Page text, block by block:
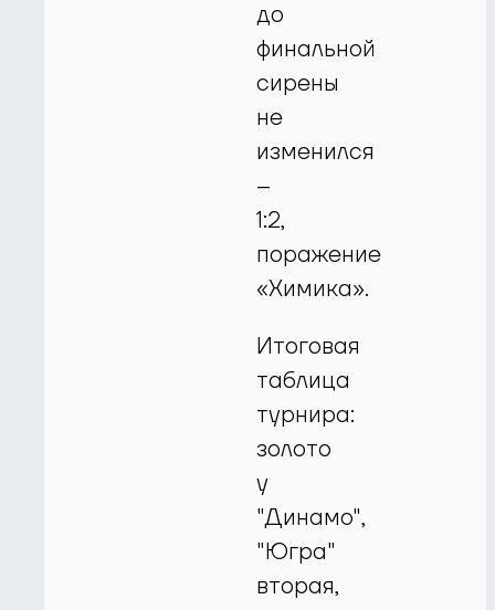
до
финальной
сирены
не
изменился
–
1:2,
поражение
«Химика».
Итоговая
таблица
турнира:
золото
у
"Динамо",
"Югра"
вторая,